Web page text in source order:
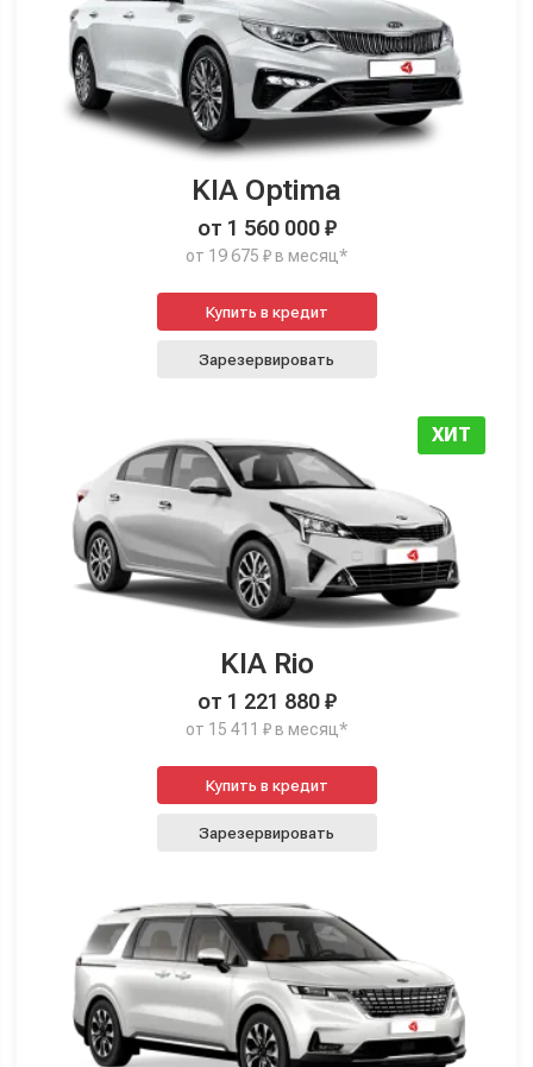
KIA Optima
от 1 560 000 ₽
от 19 675 ₽ в месяц*
Купить в кредит
Зарезервировать
ХИТ
KIA Rio
от 1 221 880 ₽
от 15 411 ₽ в месяц*
Купить в кредит
Зарезервировать